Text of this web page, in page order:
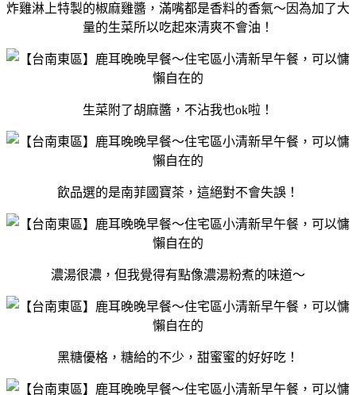
炸雞淋上特製的椒麻雞醬，滿嘴都是香料的香氣～因為加了大
量的生菜所以吃起來清爽不會油！
生菜附了胡麻醬，不沾我也ok啦！
飲品選的是南菲國寶茶，這絕對不會失誤！
濃湯很濃，但我覺得有點像濃湯粉煮的味道～
黑糖優格，糖給的不少，甜蜜蜜的好好吃！